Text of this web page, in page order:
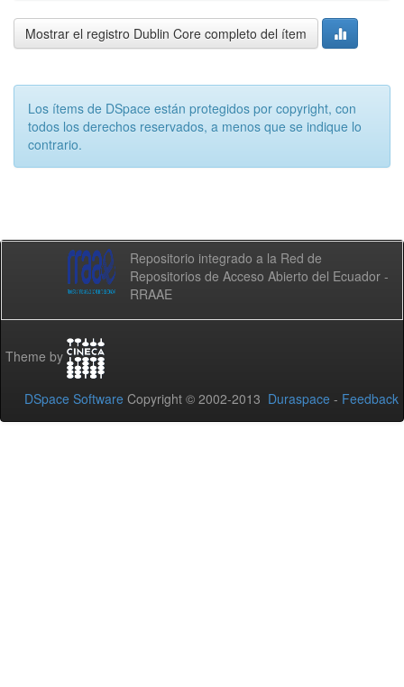
Mostrar el registro Dublin Core completo del ítem
Los ítems de DSpace están protegidos por copyright, con
todos los derechos reservados, a menos que se indique lo
contrario.
Repositorio integrado a la Red de
Repositorios de Acceso Abierto del Ecuador -
RRAAE
Theme by
DSpace Software Copyright © 2002-2013 Duraspace - Feedback